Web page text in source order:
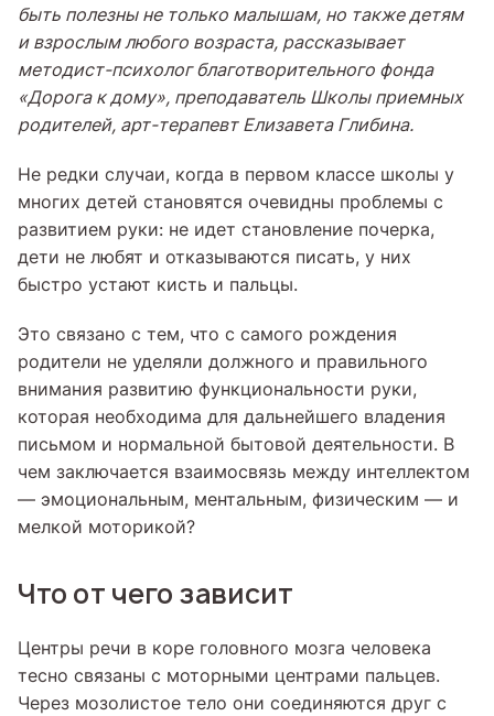
быть полезны не только малышам, но также детям
и взрослым любого возраста, рассказывает
методист-психолог благотворительного фонда
«Дорога к дому», преподаватель Школы приемных
родителей, арт-терапевт Елизавета Глибина.
Не редки случаи, когда в первом классе школы у
многих детей становятся очевидны проблемы с
развитием руки: не идет становление почерка,
дети не любят и отказываются писать, у них
быстро устают кисть и пальцы.
Это связано с тем, что с самого рождения
родители не уделяли должного и правильного
внимания развитию функциональности руки,
которая необходима для дальнейшего владения
письмом и нормальной бытовой деятельности. В
чем заключается взаимосвязь между интеллектом
— эмоциональным, ментальным, физическим — и
мелкой моторикой?
Что от чего зависит
Центры речи в коре головного мозга человека
тесно связаны с моторными центрами пальцев.
Через мозолистое тело они соединяются друг с